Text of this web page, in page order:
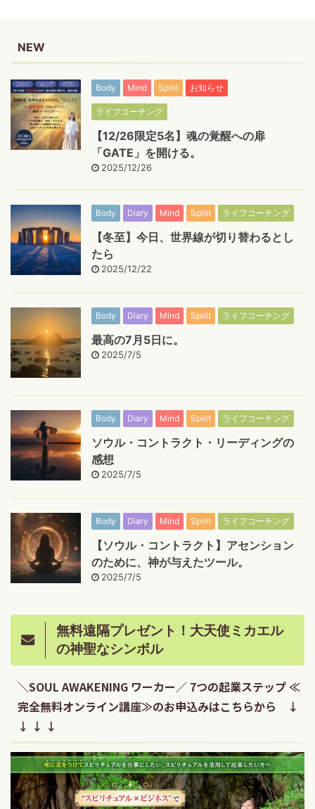
NEW
Body Mind Spirit お知らせ
ライフコーチング
【12/26限定5名】魂の覚醒への扉
「GATE」を開ける。
2025/12/26
Body Diary Mind Spirit ライフコーチング
【冬至】今日、世界線が切り替わるとし
たら
2025/12/22
Body Diary Mind Spirit ライフコーチング
最高の7月5日に。
2025/7/5
Body Diary Mind Spirit ライフコーチング
ソウル・コントラクト・リーディングの
感想
2025/7/5
Body Diary Mind Spirit ライフコーチング
【ソウル・コントラクト】アセンション
のために、神が与えたツール。
2025/7/5
無料遠隔プレゼント！大天使ミカエル
の神聖なシンボル
＼SOUL AWAKENING ワーカー／ 7つの起業ステップ ≪
完全無料オンライン講座≫のお申込みはこちらから ↓
↓ ↓ ↓